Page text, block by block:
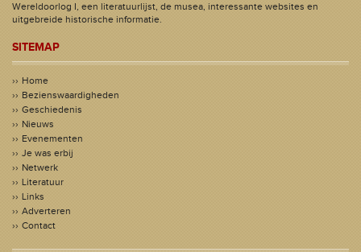
Wereldoorlog I, een literatuurlijst, de musea, interessante websites en
uitgebreide historische informatie.
SITEMAP
Home
Bezienswaardigheden
Geschiedenis
Nieuws
Evenementen
Je was erbij
Netwerk
Literatuur
Links
Adverteren
Contact